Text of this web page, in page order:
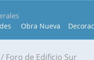
Obra Nueva
Foro de Edificio Sur